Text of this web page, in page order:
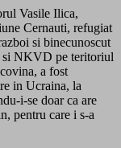
Vasile Ilica,
Cernauti, refugiat
si binecunoscut
si NKVD pe teritoriul
a fost
in Ucraina, la
i-se doar ca are
pentru care i s-a